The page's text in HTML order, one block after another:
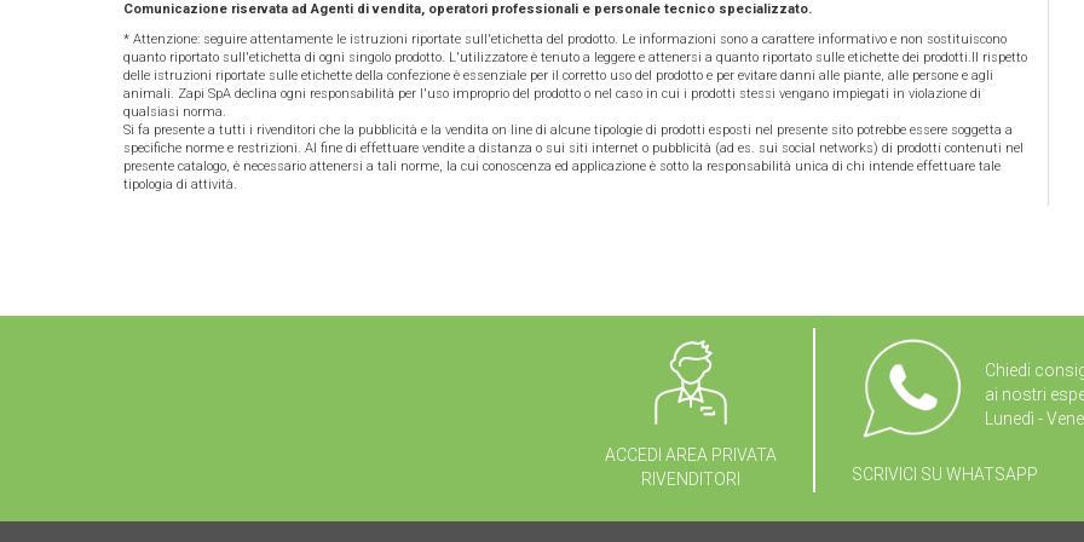
Comunicazione riservata ad Agenti di vendita, operatori professionali e personale tecnico specializzato.
* Attenzione: seguire attentamente le istruzioni riportate sull'etichetta del prodotto. Le informazioni sono a carattere informativo e non sostituiscono
quanto riportato sull'etichetta di ogni singolo prodotto. L'utilizzatore è tenuto a leggere e attenersi a quanto riportato sulle etichette dei prodotti.Il rispetto
delle istruzioni riportate sulle etichette della confezione è essenziale per il corretto uso del prodotto e per evitare danni alle piante, alle persone e agli
animali. Zapi SpA declina ogni responsabilità per l'uso improprio del prodotto o nel caso in cui i prodotti stessi vengano impiegati in violazione di
qualsiasi norma.
Si fa presente a tutti i rivenditori che la pubblicità e la vendita on line di alcune tipologie di prodotti esposti nel presente sito potrebbe essere soggetta a
specifiche norme e restrizioni. Al fine di effettuare vendite a distanza o sui siti internet o pubblicità (ad es. sui social networks) di prodotti contenuti nel
presente catalogo, è necessario attenersi a tali norme, la cui conoscenza ed applicazione è sotto la responsabilità unica di chi intende effettuare tale
tipologia di attività.
ACCEDI AREA PRIVATA
RIVENDITORI
Chiedi
ai nostri
Lunedì -
SCRIVICI SU WHATSAPP